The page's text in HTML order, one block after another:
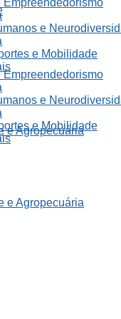
Empreendedorismo
e
e Mobilidade
e Agropecuária
Empreendedorismo
e
e Mobilidade
e Agropecuária